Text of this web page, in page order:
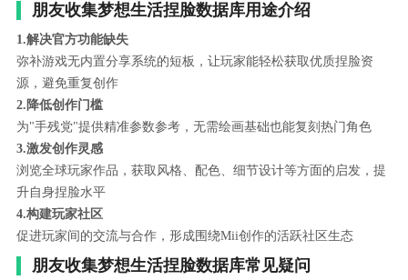
朋友收集梦想生活捏脸数据库用途介绍
1.解决官方功能缺失
弥补游戏无内置分享系统的短板，让玩家能轻松获取优质捏脸资
源，避免重复创作
2.降低创作门槛
为"手残党"提供精准参数参考，无需绘画基础也能复刻热门角色
3.激发创作灵感
浏览全球玩家作品，获取风格、配色、细节设计等方面的启发，提
升自身捏脸水平
4.构建玩家社区
促进玩家间的交流与合作，形成围绕Mii创作的活跃社区生态
朋友收集梦想生活捏脸数据库常见疑问